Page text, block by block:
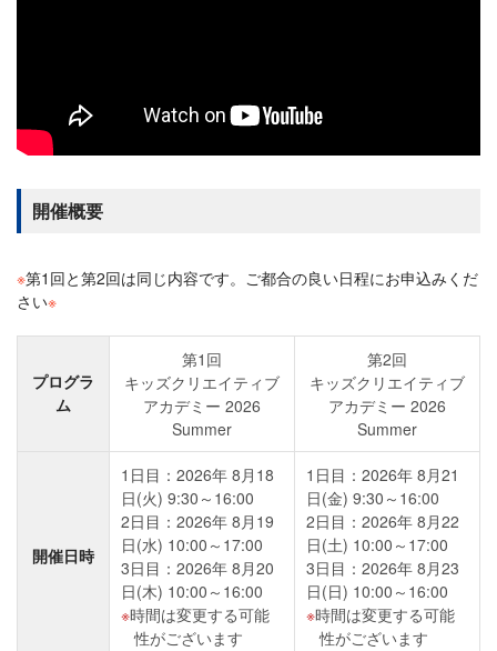
開催概要
※第1回と第2回は同じ内容です。ご都合の良い日程にお申込みくだ
さい※
プログラ
ム
第1回
キッズクリエイティブ
アカデミー 2026
Summer
第2回
キッズクリエイティブ
アカデミー 2026
Summer
開催日時
1日目：2026年 8月18
日(火) 9:30～16:00
2日目：2026年 8月19
日(水) 10:00～17:00
3日目：2026年 8月20
日(木) 10:00～16:00
時間は変更する可能
性がございます
1日目：2026年 8月21
日(金) 9:30～16:00
2日目：2026年 8月22
日(土) 10:00～17:00
3日目：2026年 8月23
日(日) 10:00～16:00
時間は変更する可能
性がございます